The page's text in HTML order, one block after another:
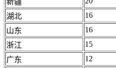
湖北
16
山东
16
浙江
15
广东
12